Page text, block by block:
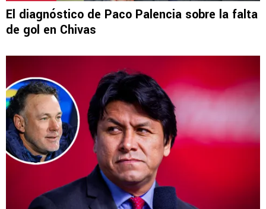
El diagnóstico de Paco Palencia sobre la falta
de gol en Chivas